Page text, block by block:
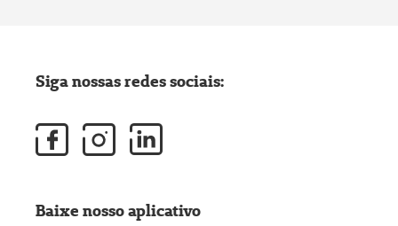
Siga nossas redes sociais:
Baixe nosso aplicativo